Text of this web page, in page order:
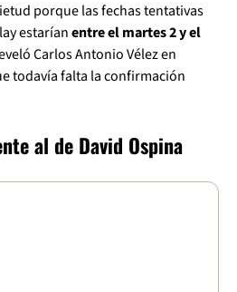
porque las fechas tentativas
estaríanentre el martes 2 y el
Carlos Antonio Vélez en
todavía falta la confirmación
al de David Ospina